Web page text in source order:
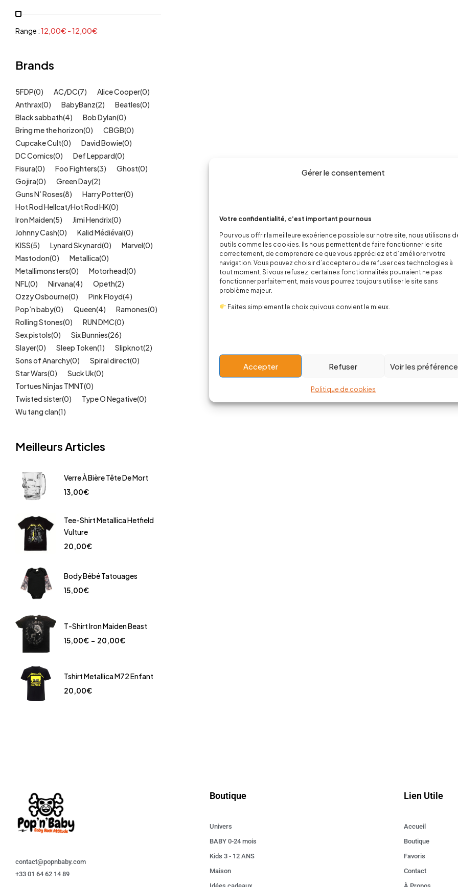
Gérer le consentement
Votre confidentialité, c’est important pour nous
Pour vous offrir la meilleure expérience possible sur notre site, nous utilisons
outils comme les cookies. Ils nous permettent de faire fonctionner le site
correctement, de comprendre ce que vous appréciez et d’améliorer votre
navigation. Vous pouvez choisir d’accepter ou de refuser ces technologies à
tout moment. Si vous refusez, certaines fonctionnalités pourraient ne pas
fonctionner parfaitement, mais vous pourrez toujours utiliser le site sans
problème majeur.
Faites simplement le choix qui vous convient le mieux.
Accepter Refuser Voir les
Politique de cookies
Mode Garçon
Sweat, pulls, gilets (6)
Tétines (11)
Kids (209)
Outlet (40)
Univers (422)
Range :12,00€ -12,00€
Brands
5FDP(0) AC/DC(7) Alice Cooper(0)
Anthrax(0) BabyBanz(2) Beatles(0)
Black sabbath(4) Bob Dylan(0)
Bring me the horizon(0) CBGB(0)
Cupcake Cult(0) David Bowie(0)
DC Comics(0) Def Leppard(0)
Fisura(0) Foo Fighters(3) Ghost(0)
Gojira(0) Green Day(2)
Guns N’ Roses(8) Harry Potter(0)
Hot Rod Hellcat/Hot Rod HK(0)
Iron Maiden(5) Jimi Hendrix(0)
Johnny Cash(0) Kalid Médiéval(0)
KISS(5) Lynard Skynard(0) Marvel(0)
Mastodon(0) Metallica(0)
Metallimonsters(0) Motorhead(0)
NFL(0) Nirvana(4) Opeth(2)
Ozzy Osbourne(0) Pink Floyd(4)
Pop’n baby(0) Queen(4) Ramones(0)
Rolling Stones(0) RUN DMC(0)
Sex pistols(0) Six Bunnies(26)
Slayer(0) Sleep Token(1) Slipknot(2)
Sons of Anarchy(0) Spiral direct(0)
Star Wars(0) Suck Uk(0)
Tortues Ninjas TMNT(0)
Twisted sister(0) Type O Negative(0)
Wu tang clan(1)
Meilleurs Articles
Verre À Bière Tête De Mort
13,00€
Tee-Shirt Metallica Hetfield
Vulture
20,00€
Body Bébé Tatouages
15,00€
T-Shirt Iron Maiden Beast
15,00€ – 20,00€
Tshirt Metallica M72 Enfant
20,00€
contact@popnbaby.com
+33 01 64 62 14 89
Boutique
Univers
BABY 0-24 mois
Kids 3 - 12 ANS
Maison
Lien Utile
Accueil
Boutique
Favoris
Contact